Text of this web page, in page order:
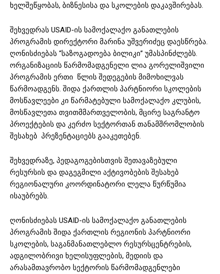
ხელშეწყობას, ბიზნესისა და სკოლების დაკავშირებას.
შეხვედრას USAID-ის სამოქალაქო განათლების
პროგრამის დირექტორი მარინა უშვერიძეც დაესწრება.
ღონისძიებას “საზოგადოება ბილიკი” უმასპინძლებს.
ორგანიზაციის წარმომადგენელი ლია გორელიშვილი
პროგრამის ერთი წლის შედეგების მიმოხილვას
წარმოადგენს. შიდა ქართლის პარტნიორი სკოლების
მოსწავლეები კი წარმატებული სამოქალაქო კლუბის,
მოსწავლეთა თვითმმართველობის, მცირე საგრანტო
პროექტების და კერძო სექტორთან თანამშრომლობის
შესახებ პრეზენტაციებს გააკეთებენ.
შეხვედრაზე, პედაგოგებისთვის შეთავაზებული
რესურსის და დაგეგმილი აქტივობების შესახებ
რეგიონალური კოორდინატორი ლელა წურწუმია
ისაუბრებს.
ღონისძიებას USAID-ის სამოქალაქო განათლების
პროგრამის შიდა ქართლის რეგიონის პარტნიორი
სკოლების, საგანმანათლებლო რესურსცენტრების,
ადგილობრივი ხელისუფლების, მედიის და
არასამთავრობო სექტორის წარმომადგენლები